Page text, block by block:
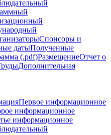
Спонсоры и
датыПолученные
(.pdf)РазмещениеОтчет о
Дополнительная
Первое информационное
информационное
информационное